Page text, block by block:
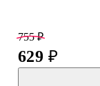
приключение.
спрятанные
сюжета. Это
755 ₽
629 ₽